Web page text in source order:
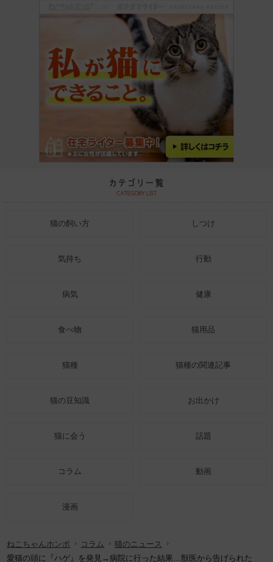
猫の飼い方 しつけ
気持ち 行動
病気 健康
食べ物 猫用品
猫種 猫種の関連記事
猫の豆知識 お出かけ
猫に会う 話題
コラム 動画
漫画
ねこちゃんホンポ コラム
猫のニュース
愛猫の頭に『ハゲ』を発見→病院に行った結果…獣医から告げられた